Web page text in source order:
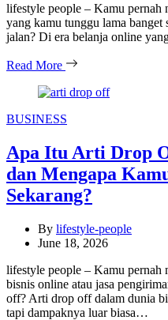
lifestyle people – Kamu pernah
yang kamu tunggu lama banget
jalan? Di era belanja online
Read More
Categories
BUSINESS
Apa Itu Arti Drop
dan Mengapa
Sekarang?
By lifestyle-people
June 18, 2026
lifestyle people – Kamu pernah
bisnis online atau jasa
off? Arti drop off dalam dunia
tapi dampaknya luar biasa…